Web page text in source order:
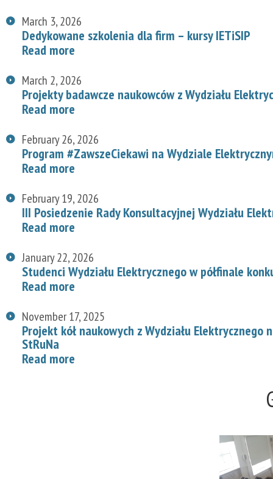
March 3, 2026
Dedykowane szkolenia dla firm – kursy IETiSIP
Read more
March 2, 2026
Projekty badawcze naukowców z Wydziału
Read more
February 26, 2026
Program #ZawszeCiekawi na Wydziale
Read more
February 19, 2026
III Posiedzenie Rady Konsultacyjnej Wydziału
Read more
January 22, 2026
Studenci Wydziału Elektrycznego w półfinale
Read more
November 17, 2025
Projekt kół naukowych z Wydziału
StRuNa
Read more